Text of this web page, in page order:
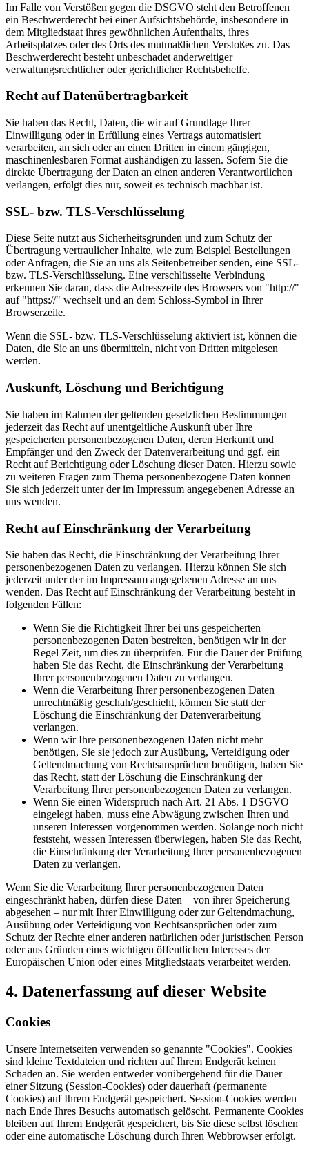
Im Falle von Verstößen gegen die DSGVO steht den Betroffenen
ein Beschwerderecht bei einer Aufsichtsbehörde, insbesondere in
dem Mitgliedstaat ihres gewöhnlichen Aufenthalts, ihres
Arbeitsplatzes oder des Orts des mutmaßlichen Verstoßes zu. Das
Beschwerderecht besteht unbeschadet anderweitiger
verwaltungsrechtlicher oder gerichtlicher Rechtsbehelfe.
Recht auf Datenübertragbarkeit
Sie haben das Recht, Daten, die wir auf Grundlage Ihrer
Einwilligung oder in Erfüllung eines Vertrags automatisiert
verarbeiten, an sich oder an einen Dritten in einem gängigen,
maschinenlesbaren Format aushändigen zu lassen. Sofern Sie die
direkte Übertragung der Daten an einen anderen Verantwortlichen
verlangen, erfolgt dies nur, soweit es technisch machbar ist.
SSL- bzw. TLS-Verschlüsselung
Diese Seite nutzt aus Sicherheitsgründen und zum Schutz der
Übertragung vertraulicher Inhalte, wie zum Beispiel Bestellungen
oder Anfragen, die Sie an uns als Seitenbetreiber senden, eine SSL-
bzw. TLS-Verschlüsselung. Eine verschlüsselte Verbindung
erkennen Sie daran, dass die Adresszeile des Browsers von "http://"
auf "https://" wechselt und an dem Schloss-Symbol in Ihrer
Browserzeile.
Wenn die SSL- bzw. TLS-Verschlüsselung aktiviert ist, können die
Daten, die Sie an uns übermitteln, nicht von Dritten mitgelesen
werden.
Auskunft, Löschung und Berichtigung
Sie haben im Rahmen der geltenden gesetzlichen Bestimmungen
jederzeit das Recht auf unentgeltliche Auskunft über Ihre
gespeicherten personenbezogenen Daten, deren Herkunft und
Empfänger und den Zweck der Datenverarbeitung und ggf. ein
Recht auf Berichtigung oder Löschung dieser Daten. Hierzu sowie
zu weiteren Fragen zum Thema personenbezogene Daten können
Sie sich jederzeit unter der im Impressum angegebenen Adresse an
uns wenden.
Recht auf Einschränkung der Verarbeitung
Sie haben das Recht, die Einschränkung der Verarbeitung Ihrer
personenbezogenen Daten zu verlangen. Hierzu können Sie sich
jederzeit unter der im Impressum angegebenen Adresse an uns
wenden. Das Recht auf Einschränkung der Verarbeitung besteht in
folgenden Fällen:
Wenn Sie die Richtigkeit Ihrer bei uns gespeicherten
personenbezogenen Daten bestreiten, benötigen wir in der
Regel Zeit, um dies zu überprüfen. Für die Dauer der Prüfung
haben Sie das Recht, die Einschränkung der Verarbeitung
Ihrer personenbezogenen Daten zu verlangen.
Wenn die Verarbeitung Ihrer personenbezogenen Daten
unrechtmäßig geschah/geschieht, können Sie statt der
Löschung die Einschränkung der Datenverarbeitung
verlangen.
Wenn wir Ihre personenbezogenen Daten nicht mehr
benötigen, Sie sie jedoch zur Ausübung, Verteidigung oder
Geltendmachung von Rechtsansprüchen benötigen, haben Sie
das Recht, statt der Löschung die Einschränkung der
Verarbeitung Ihrer personenbezogenen Daten zu verlangen.
Wenn Sie einen Widerspruch nach Art. 21 Abs. 1 DSGVO
eingelegt haben, muss eine Abwägung zwischen Ihren und
unseren Interessen vorgenommen werden. Solange noch nicht
feststeht, wessen Interessen überwiegen, haben Sie das Recht,
die Einschränkung der Verarbeitung Ihrer personenbezogenen
Daten zu verlangen.
Wenn Sie die Verarbeitung Ihrer personenbezogenen Daten
eingeschränkt haben, dürfen diese Daten – von ihrer Speicherung
abgesehen – nur mit Ihrer Einwilligung oder zur Geltendmachung,
Ausübung oder Verteidigung von Rechtsansprüchen oder zum
Schutz der Rechte einer anderen natürlichen oder juristischen Person
oder aus Gründen eines wichtigen öffentlichen Interesses der
Europäischen Union oder eines Mitgliedstaats verarbeitet werden.
4. Datenerfassung auf dieser Website
Cookies
Unsere Internetseiten verwenden so genannte "Cookies". Cookies
sind kleine Textdateien und richten auf Ihrem Endgerät keinen
Schaden an. Sie werden entweder vorübergehend für die Dauer
einer Sitzung (Session-Cookies) oder dauerhaft (permanente
Cookies) auf Ihrem Endgerät gespeichert. Session-Cookies werden
nach Ende Ihres Besuchs automatisch gelöscht. Permanente Cookies
bleiben auf Ihrem Endgerät gespeichert, bis Sie diese selbst löschen
oder eine automatische Löschung durch Ihren Webbrowser erfolgt.